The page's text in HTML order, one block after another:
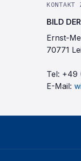
KONTAKT
BILD
Ernst-
70771
Tel: +49
E-Mail: